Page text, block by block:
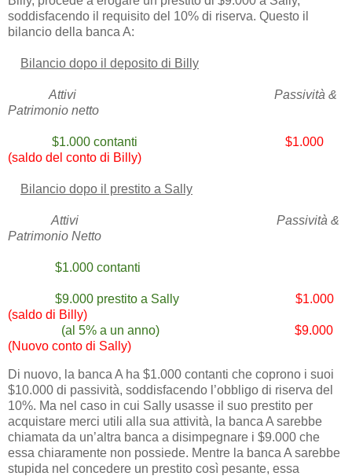
soddisfacendo il requisito del 10% di riserva. Questo il
bilancio della banca A:
Bilancio dopo il deposito di Billy
Attivi
Passività &
Patrimonio netto
$1.000 contanti
$1.000
(saldo del conto di Billy)
Bilancio dopo il prestito a Sally
Attivi
Passività &
Patrimonio Netto
$1.000 contanti
$9.000 prestito a Sally
$1.000
(saldo di Billy)
(al 5% a un anno)
$9.000
(Nuovo conto di Sally)
Di nuovo, la banca A ha $1.000 contanti che coprono i suoi
$10.000 di passività, soddisfacendo l’obbligo di riserva del
10%. Ma nel caso in cui Sally usasse il suo prestito per
acquistare merci utili alla sua attività, la banca A sarebbe
chiamata da un’altra banca a disimpegnare i $9.000 che
essa chiaramente non possiede. Mentre la banca A sarebbe
stupida nel concedere un prestito così pesante, essa